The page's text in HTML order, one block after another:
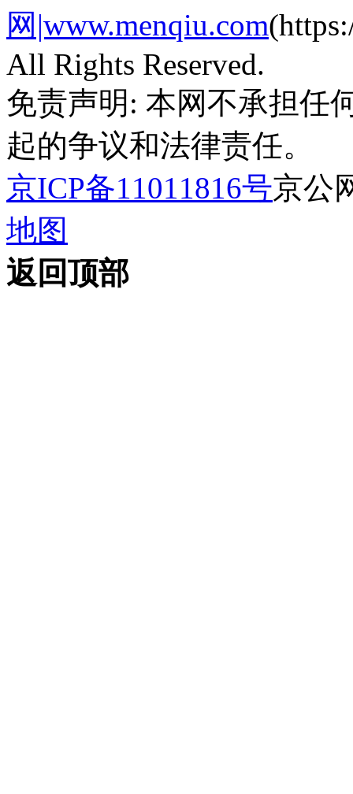
网|www.menqiu.com
All Rights Reserved.
免责声明: 本网不承担任
起的争议和法律责任。
京ICP备11011816号京公
地图
返回顶部